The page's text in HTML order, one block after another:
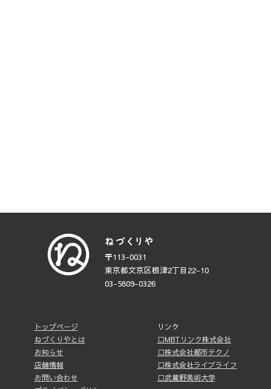
〒113-0031
東京都文京区根津2丁目22-10
03-5809-0326
トップページ
ねづくりやとは
お知らせ
店舗情報
お問い合わせ
リンク
□MBTリンク株式会社
□株式会社都市テクノ
□株式会社ライブライフ
□武蔵野美術大学